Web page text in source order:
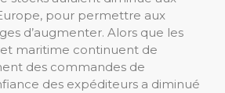
pour permettre aux
d’augmenter. Alors que les
maritime continuent de
des commandes de
des expéditeurs a diminué